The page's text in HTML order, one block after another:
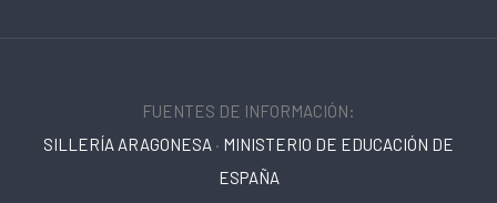
FUENTES DE INFORMACIÓN:
SILLERÍA ARAGONESA · MINISTERIO DE EDUCACIÓN DE
ESPAÑA